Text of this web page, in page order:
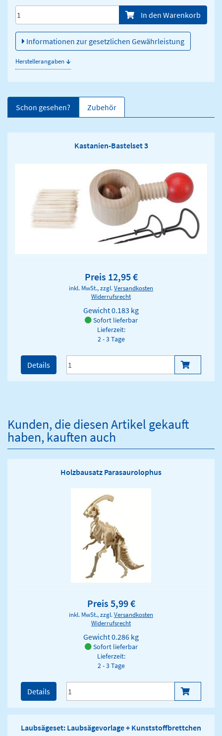
Menge/Pieces In den Warenkorb
Informationen zur gesetzlichen Gewährleistung
Herstellerangaben↓
Schon gesehen? Zubehör
Kastanien-Bastelset 3
Preis 12,95 €
inkl. MwSt., zzgl.Versandkosten
Widerrufsrecht
Gewicht0.183 kg
Sofort lieferbar
Lieferzeit:
2 - 3 Tage
Details
Kunden, die diesen Artikel gekauft
haben, kauften auch
Holzbausatz Parasaurolophus
Preis 5,99 €
inkl. MwSt., zzgl.Versandkosten
Widerrufsrecht
Gewicht0.286 kg
Sofort lieferbar
Lieferzeit:
2 - 3 Tage
Details
Laubsägeset: Laubsägevorlage + Kunststoffbrettchen